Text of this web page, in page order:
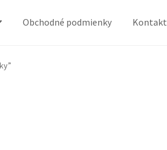
Obchodné podmienky Kontakt